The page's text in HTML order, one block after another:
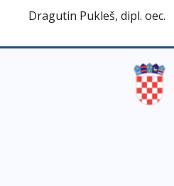
Dragutin Pukleš, dipl. oec.